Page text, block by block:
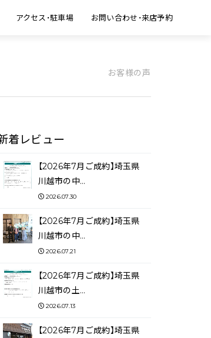
アクセス・駐車場 お問い合わせ・来店予約
お客様の声
着レビュー
【2026年7月ご成約】埼玉県
川越市の中…
2026.07.30
【2026年7月ご成約】埼玉県
川越市の中…
2026.07.21
【2026年7月ご成約】埼玉県
川越市の土…
2026.07.13
【2026年7月ご成約】埼玉県